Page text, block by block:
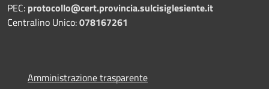
PEC: protocollo@cert.provincia.sulcisiglesiente.it
Centralino Unico:078167261
Amministrazione trasparente